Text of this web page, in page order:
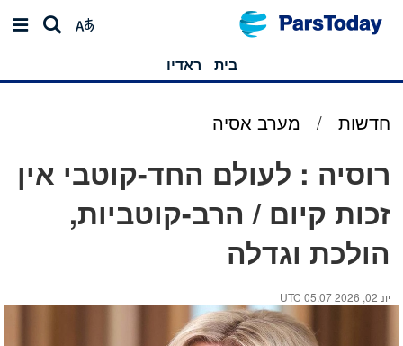
בית ראדיו
חדשות / מערב אסיה
רוסיה : לעולם החד-קוטבי אין
זכות קיום / הרב-קוטביות,
הולכת וגדלה
יונ 02, 2026 05:07 UTC